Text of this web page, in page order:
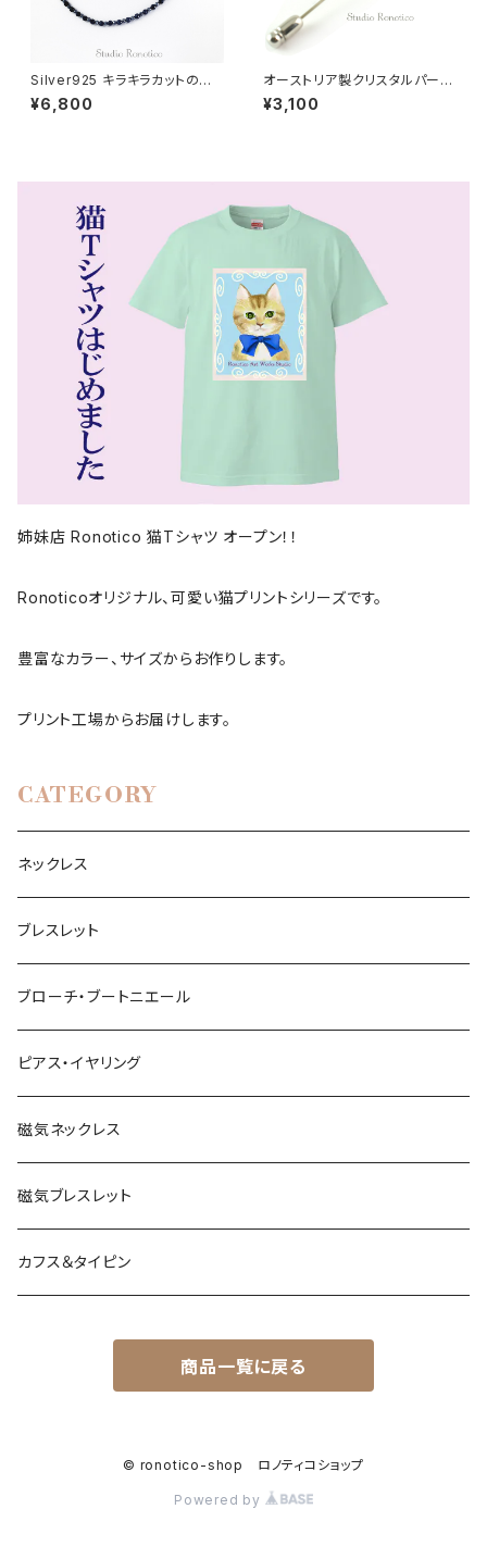
Silver925 キラキラカットのブラ
ックトルマリン おしゃれ磁気ネッ
クレス 43cm nk-15
¥6,800
オーストリア製クリスタルパール
とチェコガラス チューリップ ラ
ペルピン スティックピン ブルー
¥3,100
姉妹店 Ronotico 猫Tシャツ オープン！！
Ronoticoオリジナル、可愛い猫プリントシリーズです。
豊富なカラー、サイズからお作りします。
プリント工場からお届けします。
CATEGORY
ネックレス
ブレスレット
ブローチ・ブートニエール
ピアス・イヤリング
磁気ネックレス
磁気ブレスレット
カフス＆タイピン
商品一覧に戻る
© ronotico-shop ロノティコショップ
Powered by